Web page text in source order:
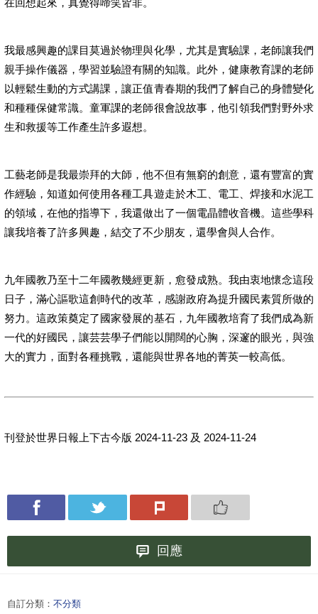
在回想起來，真覺得啼笑皆非。
我最感興趣的課目莫過於物理與化學，尤其是實驗課，老師讓我們
親手操作儀器，學習並驗證有關的知識。此外，健康教育課的老師
以輕鬆生動的方式講課，讓正值青春期的我們了解自己的身體變化
和種種保健常識。童軍課的老師很會說故事，他引領我們對野外求
生和救援等工作產生許多遐想。
工藝老師是我最崇拜的大師，他不但有無窮的創意，還有豐富的實
作經驗，知道如何使用各種工具遊走於木工、電工、焊接和水泥工
的領域，在他的指導下，我還做出了一個電晶體收音機。這些學科
讓我培養了許多興趣，結交了不少朋友，還學會與人合作。
九年國教乃至十二年國教幾經更新，愈發成熟。我由衷地懷念這段
日子，滿心謳歌這創時代的改革，感謝政府為提升國民素質所做的
努力。這政策奠定了國家發展的基石，九年國教培育了我們成為新
一代的好國民，讓芸芸學子們能以開闊的心胸，深邃的眼光，與強
大的實力，面對各種挑戰，還能與世界各地的菁英一較高低。
刊登於世界日報上下古今版 2024-11-23 及 2024-11-24
回應
自訂分類： 不分類